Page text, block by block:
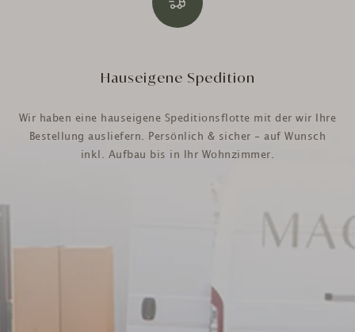
Hauseigene Spedition
Wir haben eine hauseigene Speditionsflotte mit der wir Ihre
Bestellung ausliefern. Persönlich & sicher - auf Wunsch
inkl. Aufbau bis in Ihr Wohnzimmer.